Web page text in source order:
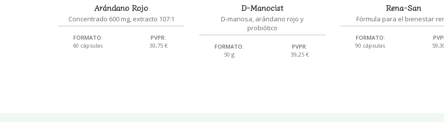
Arándano Rojo
Concentrado 600 mg, extracto 107:1
FORMATO:
60 cápsulas
PVPR:
30,75 €
D-Manocist
D-manosa, arándano rojo y
probiótico
FORMATO:
50 g
PVPR:
39,25 €
Rena-San
Fórmula para el bienestar
FORMATO:
90 cápsulas